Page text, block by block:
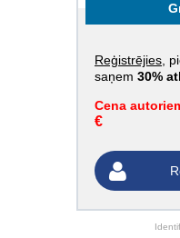
Reģistrējies ,
saņem 30%
Cena
€